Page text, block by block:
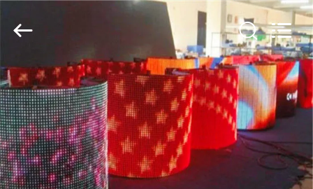
À
LA
MAISON
PRODUITS
Technology
Reserved.